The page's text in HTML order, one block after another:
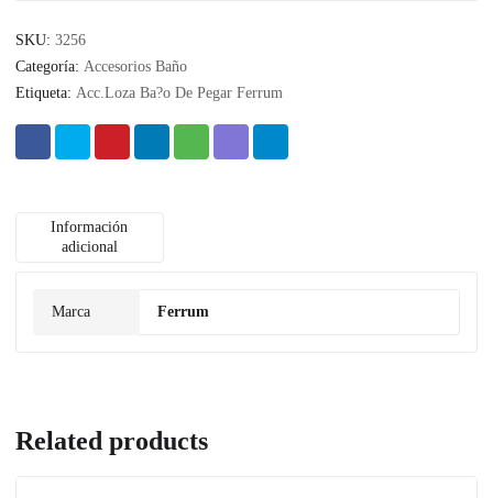
SKU: 3256
Categoría: Accesorios Baño
Etiqueta: Acc.Loza Ba?o De Pegar Ferrum
Información
adicional
Marca Ferrum
Related products